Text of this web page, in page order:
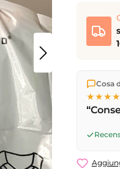
17
Cosa